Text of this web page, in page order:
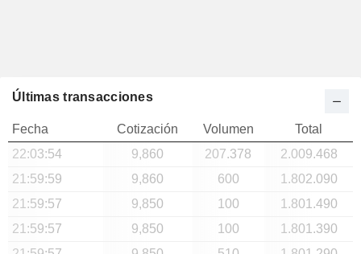
Últimas transacciones
Fecha Cotización Volumen
Total
22:03:54
9,860 207.378
2.009.468
21:59:59
9,860 600
1.802.090
21:59:57
9,850 100
1.801.490
21:59:57
9,850 100
1.801.390